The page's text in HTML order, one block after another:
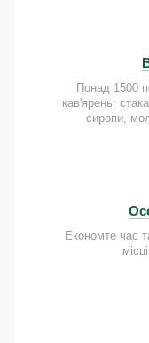
Понад 1500
кав'ярень:
сиропи,
Економте час